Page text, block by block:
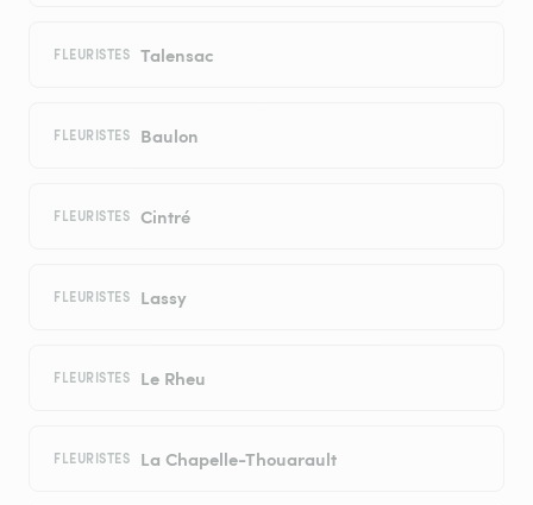
FLEURISTES Talensac
FLEURISTES Baulon
FLEURISTES Cintré
FLEURISTES Lassy
FLEURISTES Le Rheu
FLEURISTES La Chapelle-Thouarault